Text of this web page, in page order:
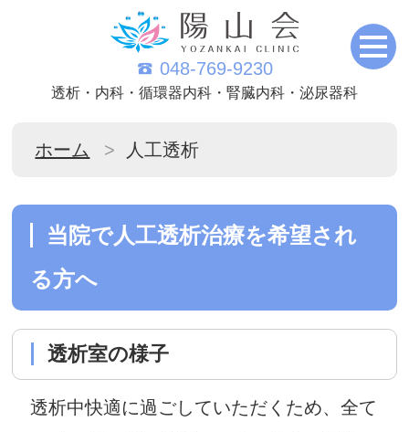
048-769-9230
透析・内科・循環器内科・腎臓内科・泌尿器科
ホーム 人工透析
当院で人工透析治療を希望され
る方へ
透析室の様子
透析中快適に過ごしていただくため、全て